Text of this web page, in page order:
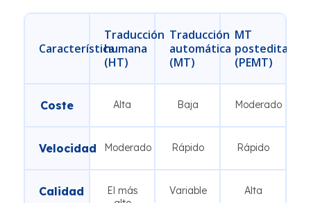
Característica
Traducción
humana
(HT)
Traducción
automática
(MT)
MT
posteditado
(PEMT)
Coste Alta Baja Moderado
Velocidad Moderado Rápido Rápido
Calidad
El más
Variable Alta